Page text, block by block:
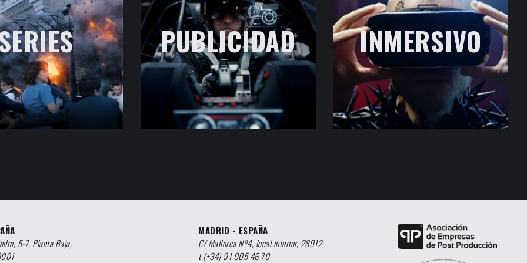
PUBLICIDAD INMERSIVO
5-7, Planta Baja,
MADRID - ESPAÑA
C/ Mallorca Nº4, local interior, 28012
t(+34) 91 005 46 70